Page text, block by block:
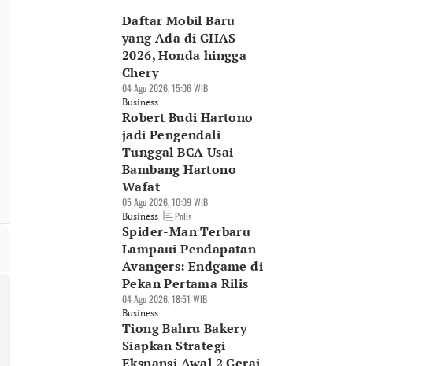
Daftar Mobil Baru
yang Ada di GIIAS
2026, Honda hingga
Chery
04 Agu 2026, 15:06 WIB
Business
Robert Budi Hartono
jadi Pengendali
Tunggal BCA Usai
Bambang Hartono
Wafat
05 Agu 2026, 10:09 WIB
Business Polls
Spider-Man Terbaru
Lampaui Pendapatan
Avangers: Endgame di
Pekan Pertama Rilis
04 Agu 2026, 18:51 WIB
Business
Tiong Bahru Bakery
Siapkan Strategi